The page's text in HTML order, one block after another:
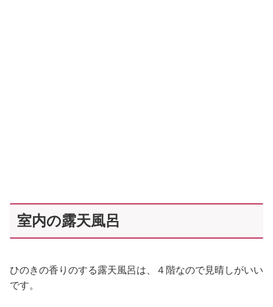
室内の露天風呂
ひのきの香りのする露天風呂は、４階なので見晴しがいい
です。